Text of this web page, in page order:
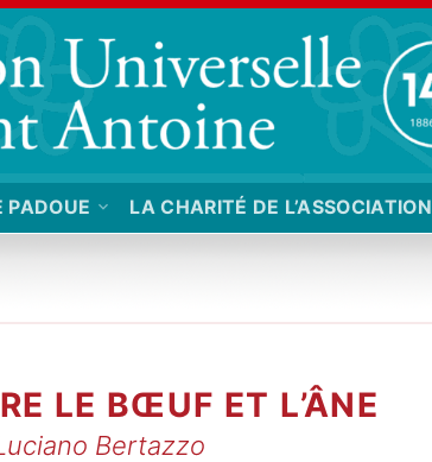
PADOUE LA CHARITÉ DE L’ASSOCIATION
LE BŒUF ET L’ÂNE
Bertazzo